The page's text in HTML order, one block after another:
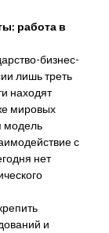
работа в
бизнес-
лишь треть
находят
мировых
модель
с
нет
и